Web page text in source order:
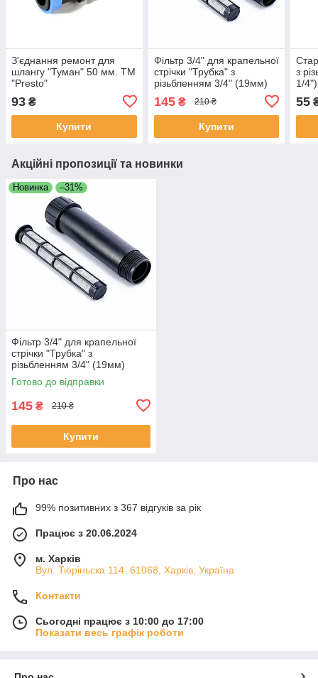
З'єднання ремонт для
шлангу "Туман" 50 мм. ТМ
"Presto"
93 ₴
Купити
Фільтр 3/4" для крапельної
стрічки "Трубка" з
різьбленням 3/4" (19мм)
145₴ 210 ₴
Купити
з
1/
55
Акційні пропозиції та новинки
Новинка –31%
Фільтр 3/4" для крапельної
стрічки "Трубка" з
різьбленням 3/4" (19мм)
сітчастий. ТМ "Presto".
Готово до відправки
145 ₴ 210 ₴
Купити
Про нас
99% позитивних з 367 відгуків за рік
Працює з 20.06.2024
м. Харків
Вул. Тюріньска 114. 61068, Харків, Україна
Контакти
Сьогодні працює з 10:00 до 17:00
Показати весь графік роботи